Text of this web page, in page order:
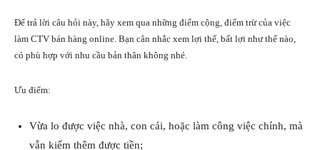
Để trả lời câu hỏi này, hãy xem qua những điểm cộng, điểm trừ của việc
làm CTV bán hàng online. Bạn cân nhắc xem lợi thế, bất lợi như thế nào,
có phù hợp với nhu cầu bản thân không nhé.
Ưu điểm:
Vừa lo được việc nhà, con cái, hoặc làm công việc chính, mà
vẫn kiếm thêm được tiền;